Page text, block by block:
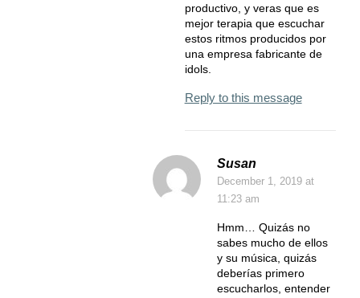
productivo, y veras que es
mejor terapia que escuchar
estos ritmos producidos por
una empresa fabricante de
idols.
Reply to this message
Susan
December 1, 2019at
11:23 am
Hmm… Quizás no
sabes mucho de ellos
y su música, quizás
deberías primero
escucharlos, entender